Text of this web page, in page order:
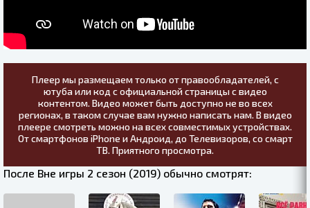
Плеер мы размещаем только от правообладателей, с
ютуба или код с официальной страницы с видео
контентом. Видео может быть доступно не во всех
регионах, в таком случае вам нужно написать нам. В видео
плеере смотреть можно на всех совместимых устройствах.
От смартфонов iPhone и Андроид, до Телевизоров, со смарт
ТВ. Приятного просмотра.
После Вне игры 2 сезон (2019) обычно смотрят: